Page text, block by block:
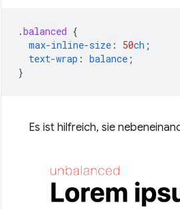
.balanced {
max-inline-size : 50ch ;
text-wrap : balance ;
}
Es ist hilfreich, sie